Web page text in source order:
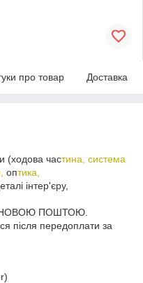
про товар Доставка
(ходова частина, система
оптика,
інтер'єру,
НОВОЮ ПОШТОЮ.
після передоплати за